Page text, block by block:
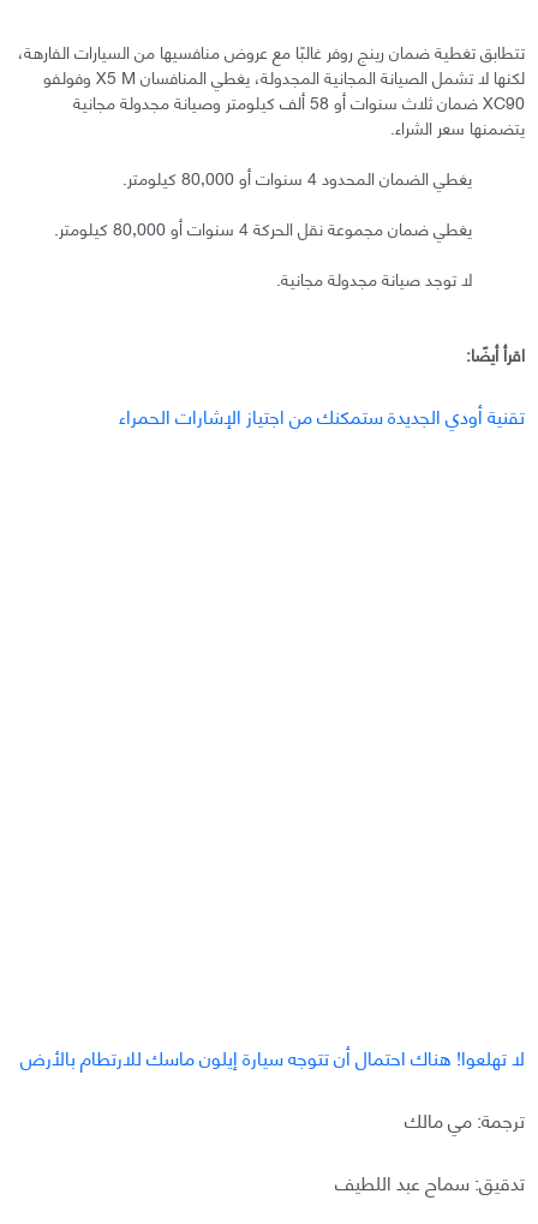
تتطابق تغطية ضمان رينج روفر غالبًا مع عروض منافسيها من السيارات الفارهة،
لكنها لا تشمل الصيانة المجانية المجدولة، يغطي المنافسان X5 M وفولفو
XC90 ضمان ثلاث سنوات أو 58 ألف كيلومتر وصيانة مجدولة مجانية
يتضمنها سعر الشراء.
يغطي الضمان المحدود 4 سنوات أو 80,000 كيلومتر.
يغطي ضمان مجموعة نقل الحركة 4 سنوات أو 80,000 كيلومتر.
لا توجد صيانة مجدولة مجانية.
اقرأ أيضًا:
تقنية أودي الجديدة ستمكنك من اجتياز الإشارات الحمراء
لا تهلعوا! هناك احتمال أن تتوجه سيارة إيلون ماسك للارتطام بالأرض
ترجمة: مي مالك
تدقيق: سماح عبد اللطيف